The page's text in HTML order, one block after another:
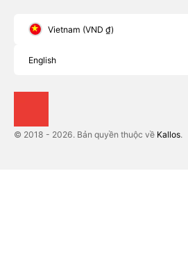
Vietnam (VND ₫)
English
© 2018 - 2026. Bản quyền thuộc về Kallos.